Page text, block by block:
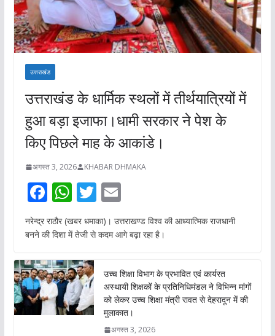
उत्तराखंड
उत्तराखंड के धार्मिक स्थलों में तीर्थयात्रियों में
हुआ बड़ा इजाफा।धामी सरकार ने पेश के
किए पिछले माह के आकांडे।
अगस्त 3, 2026 KHABAR DHMAKA
F
ac
e
o
o
k
W
h
at
A
p
p
T
w
itt
E
m
ai
नरेन्द्र राठौर (खबर धमाका)। उत्तराखण्ड विश्व की आध्यात्मिक राजधानी
बनने की दिशा में तेजी से कदम आगे बढ़ा रहा है।
उच्च शिक्षा विभाग के प्रभावित एवं कार्यरत
अस्थायी शिक्षकों के प्रतिनिधिमंडल ने विभिन्न मांगों
को लेकर उच्च शिक्षा मंत्री रावत से देहरादून में की
मुलाकात।
अगस्त 3, 2026